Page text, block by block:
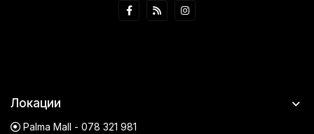
Локации
Palma Mall - 078 321 981